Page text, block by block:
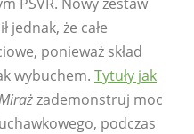
jednak, że całe
ponieważ skład
wybuchem. Tytuły jak
zademonstruj moc
podczas